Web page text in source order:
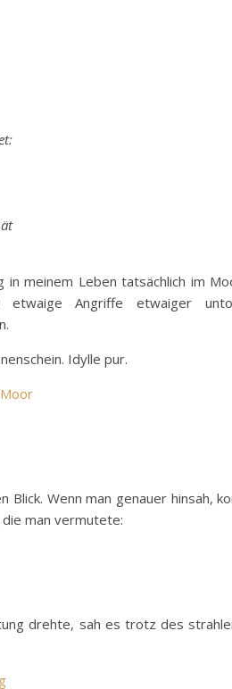
in meinem Leben tatsächlich im
Angriffe etwaiger
Idylle pur.
Wenn man genauer hinsah,
man vermutete:
drehte, sah es trotz des